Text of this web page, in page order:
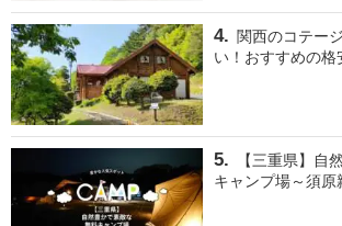
関西のコテー
い！おすすめの格
【三重県】自
キャンプ場～須原